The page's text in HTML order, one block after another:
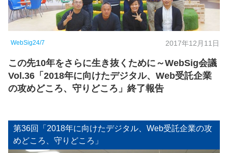
WebSig24/7 2017年12月11日
この先10年をさらに生き抜くために～WebSig会議
Vol.36「2018年に向けたデジタル、Web受託企業
の攻めどころ、守りどころ」終了報告
第36回「2018年に向けたデジタル、Web受託企業の攻
めどころ、守りどころ」